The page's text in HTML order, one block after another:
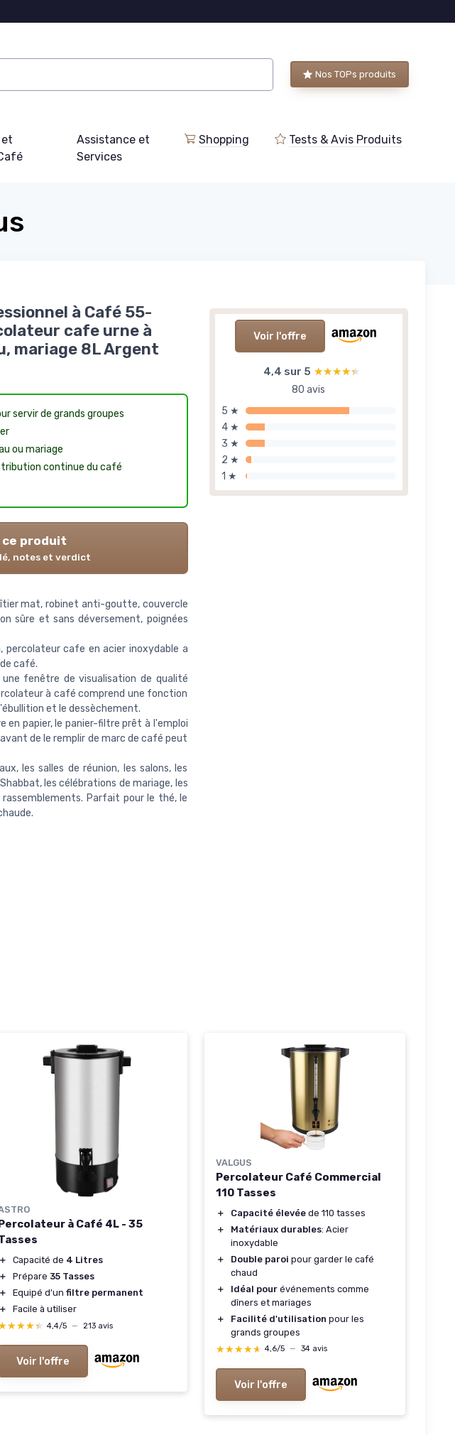
Nos TOPs produits
Assistance et
Services
Shopping Tests & Avis Produits
Voir l'offre
4,4 sur 5 ★★★★★
★★★★★
80 avis
5 ★
4 ★
3 ★
2 ★
1 ★
à Café 55-
cafe urne à
mariage 8L Argent
servir de grands groupes
ou mariage
continue du café
produit
notes et verdict
mat, robinet anti-goutte, couvercle
sûre et sans déversement, poignées
percolateur cafe en acier inoxydable a
café.
une fenêtre de visualisation de qualité
à café comprend une fonction
et le dessèchement.
en papier, le panier-filtre prêt à l'emploi
de le remplir de marc de café peut
les salles de réunion, les salons, les
les célébrations de mariage, les
Parfait pour le thé, le
à Café 4L - 35
＋ Capacité de 4 Litres
＋
Prépare 35 Tasses
＋
Equipé d'un filtre permanent
＋
Facile à utiliser
4,4/5 — 213 avis
Voir l'offre
VALGUS
Percolateur Café Commercial
110 Tasses
＋ Capacité élevée de 110 tasses
＋
Matériaux durables: Acier
inoxydable
＋
Double paroi pour garder le café
chaud
＋
Idéal pour événements comme
dîners et mariages
＋
Facilité d'utilisation pour les
grands groupes
★★★★★
★★★★★ 4,6/5 — 34 avis
Voir l'offre